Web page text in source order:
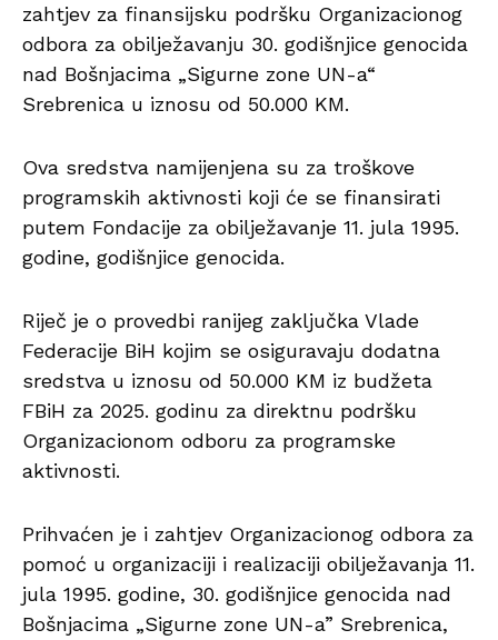
zahtjev za finansijsku podršku Organizacionog
odbora za obilježavanju 30. godišnjice genocida
nad Bošnjacima „Sigurne zone UN-a“
Srebrenica u iznosu od 50.000 KM.
Ova sredstva namijenjena su za troškove
programskih aktivnosti koji će se finansirati
putem Fondacije za obilježavanje 11. jula 1995.
godine, godišnjice genocida.
Riječ je o provedbi ranijeg zaključka Vlade
Federacije BiH kojim se osiguravaju dodatna
sredstva u iznosu od 50.000 KM iz budžeta
FBiH za 2025. godinu za direktnu podršku
Organizacionom odboru za programske
aktivnosti.
Prihvaćen je i zahtjev Organizacionog odbora za
pomoć u organizaciji i realizaciji obilježavanja 11.
jula 1995. godine, 30. godišnjice genocida nad
Bošnjacima „Sigurne zone UN-a” Srebrenica,